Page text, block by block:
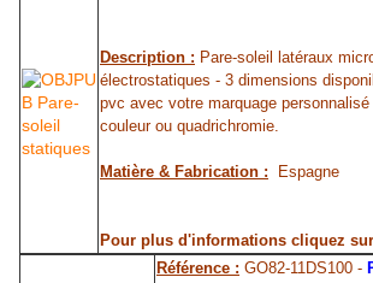
Description : Pare-soleil latéraux
électrostatiques - 3 dimensions
pvc avec votre marquage
couleur ou quadrichromie.
Matière & Fabrication : Espagne
Pour plus d'informations cliquez
Référence : GO82-11DS100 -